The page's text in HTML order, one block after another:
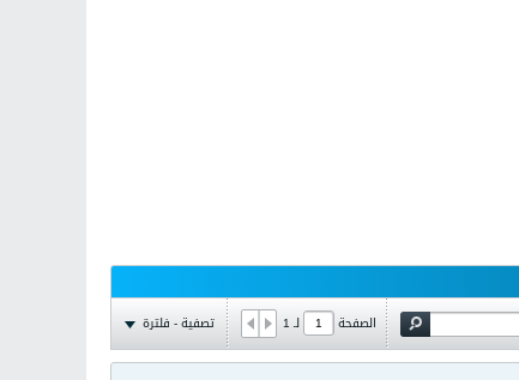
الصفحة لـ1 تصفية - فلترة